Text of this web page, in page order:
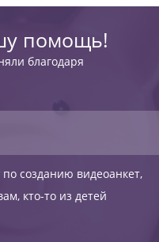
помощь!
благодаря
созданию видеоанкет,
кто-то из детей